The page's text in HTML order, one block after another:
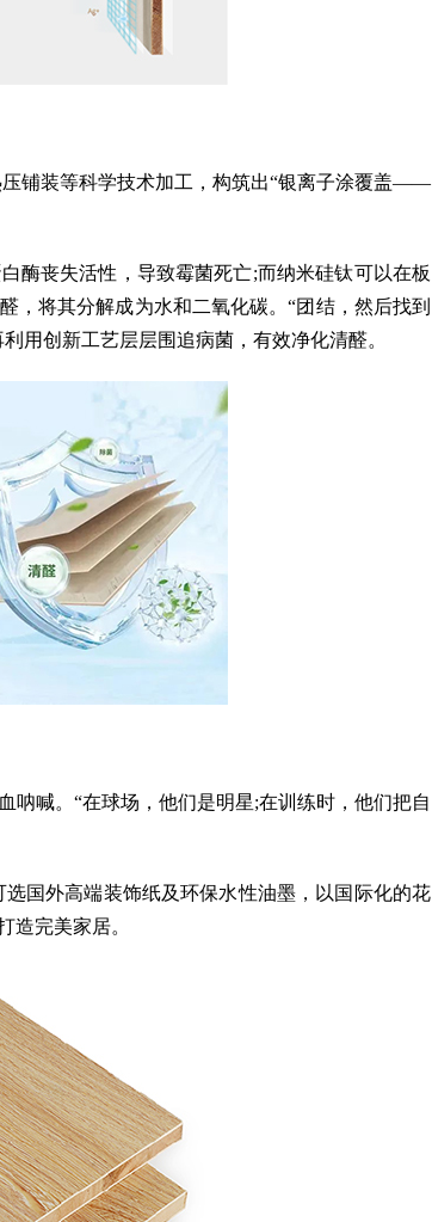
铺装等科学技术加工，构筑出“银离子涂覆盖——
丧失活性，导致霉菌死亡;而纳米硅钛可以在板
，将其分解成为水和二氧化碳。“团结，然后找到
用创新工艺层层围追病菌，有效净化清醛。
喊。“在球场，他们是明星;在训练时，他们把自
国外高端装饰纸及环保水性油墨，以国际化的花
造完美家居。